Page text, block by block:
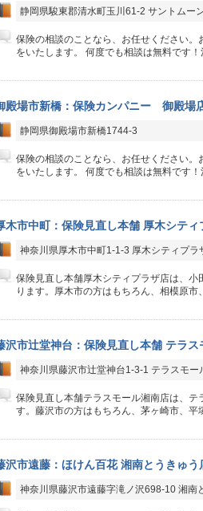
静岡県駿東郡清水町玉川61-2 サントムー
保険の相談のことなら、お任せください。
をいたします。 何度でも相談は無料です
殿場市新橋：保険カンパニー 御殿場
静岡県御殿場市新橋1744-3
保険の相談のことなら、お任せください。
をいたします。 何度でも相談は無料です
木市中町：保険見直し本舗 厚木シティ
神奈川県厚木市中町1-1-3 厚木シティプラ
保険見直し本舗厚木シティプラザ店は、小
ります。厚木市の方はもちろん、相模原市
沢市辻堂神台：保険見直し本舗 テラス
神奈川県藤沢市辻堂神台1-3-1 テラスモー
保険見直し本舗テラスモール湘南店は、テ
す。藤沢市の方はもちろん、茅ヶ崎市、平
沢市遠藤：ほけん百花 湘南とうきゅう
神奈川県藤沢市遠藤字滝ノ沢698-10 湘南